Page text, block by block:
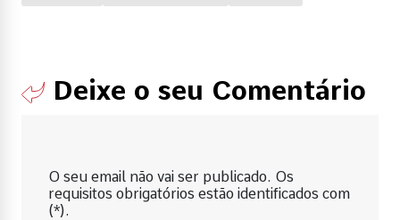
Deixe o seu Comentário
O seu email não vai ser publicado. Os
requisitos obrigatórios estão identificados com
(*).